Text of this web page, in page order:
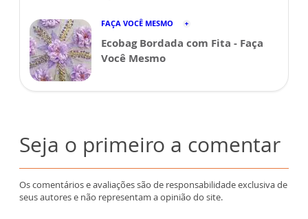
FAÇA VOCÊ MESMO
Ecobag Bordada com Fita - Faça
Você Mesmo
Seja o primeiro a comentar
Os comentários e avaliações são de responsabilidade exclusiva de
seus autores e não representam a opinião do site.